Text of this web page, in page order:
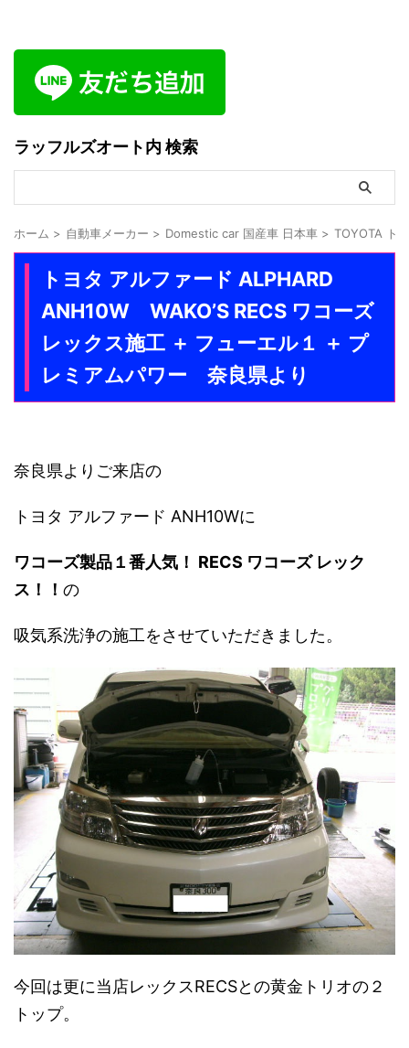
ラッフルズオート内 検索
ホーム > 自動車メーカー > Domestic car 国産車 日本車 > TOYOTA ト
トヨタ アルファード ALPHARD
ANH10W WAKO’S RECS ワコーズ
レックス施工 ＋ フューエル１ ＋ プ
レミアムパワー 奈良県より
奈良県よりご来店の
トヨタ アルファード ANH10Wに
ワコーズ製品１番人気！ RECS ワコーズ レック
ス！！ の
吸気系洗浄の施工をさせていただきました。
今回は更に当店レックスRECSとの黄金トリオの２
トップ。